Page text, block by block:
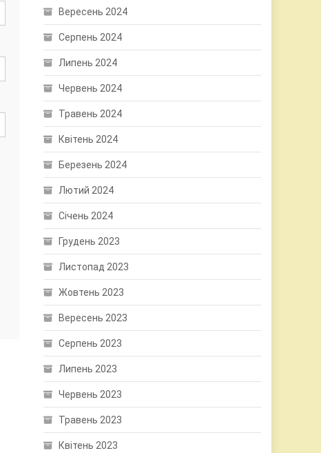
Вересень 2024
Серпень 2024
Липень 2024
Червень 2024
Травень 2024
Квітень 2024
Березень 2024
Лютий 2024
Січень 2024
Грудень 2023
Листопад 2023
Жовтень 2023
Вересень 2023
Серпень 2023
Липень 2023
Червень 2023
Травень 2023
Квітень 2023